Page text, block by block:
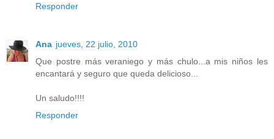
Responder
Ana jueves, 22 julio, 2010
Que postre más veraniego y más chulo...a mis niños les
encantará y seguro que queda delicioso...
Un saludo!!!!
Responder